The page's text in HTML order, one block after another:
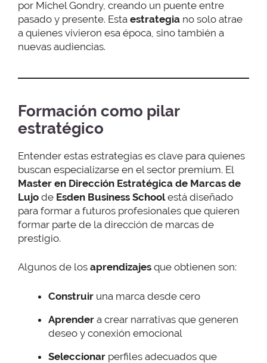
por Michel Gondry, creando un puente entre
pasado y presente. Esta estrategia no solo atrae
a quienes vivieron esa época, sino también a
nuevas audiencias.
Formación como pilar
estratégico
Entender estas estrategias es clave para quienes
buscan especializarse en el sector premium. El
Master en Dirección Estratégica de Marcas de
Lujo de Esden Business Schoolestá diseñado
para formar a futuros profesionales que quieren
formar parte de la dirección de marcas de
prestigio.
Algunos de los aprendizajes que obtienen son:
Construir una marca desde cero
Aprender a crear narrativas que generen
deseo y conexión emocional
Seleccionar perfiles adecuados que